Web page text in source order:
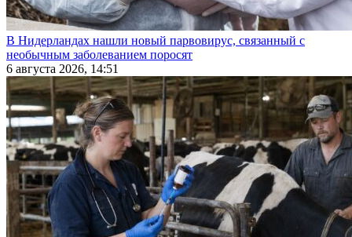
В Нидерландах нашли новый парвовирус, связанный с
необычным заболеванием поросят
6 августа 2026, 14:51